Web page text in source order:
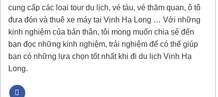
cung cấp các loại tour du lịch, vé tàu, vé thăm quan, ô tô
đưa đón và thuê xe máy tại Vịnh Hạ Long … Với những
kinh nghiệm của bản thân, tôi mong muốn chia sẻ đến
bạn đọc những kinh nghiệm, trải nghiệm để có thể giúp
bạn có những lựa chọn tốt nhất khi đi du lịch Vịnh Hạ
Long.